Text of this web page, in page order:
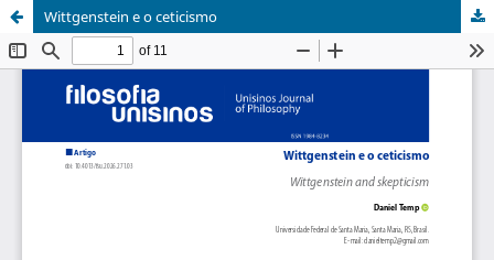
Wittgenstein e o ceticismo